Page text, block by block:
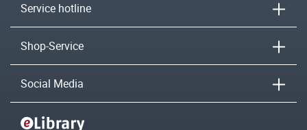
Service hotline
Shop-Service
Social Media